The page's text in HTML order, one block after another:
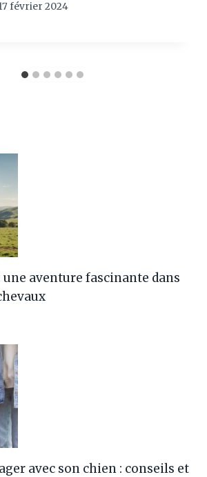
février 2024
une aventure fascinante dans
avec son chien : conseils et